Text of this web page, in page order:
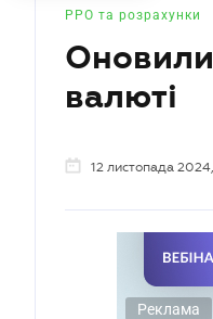
РРО та розрахунки
Оновили
валюті
12 листопада
Реклама